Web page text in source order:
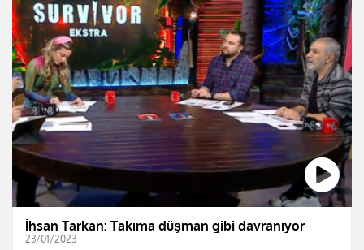
İhsan Tarkan: Takıma düşman gibi davranıyor
23/01/2023